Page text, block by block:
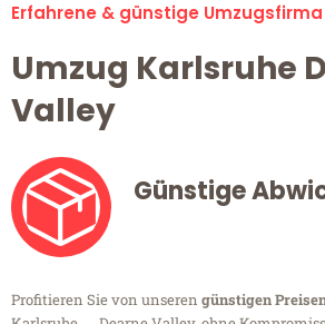
Erfahrene & günstige
Umzug Karlsruhe
Valley
Günstige
Profitieren Sie von unseren günstigen